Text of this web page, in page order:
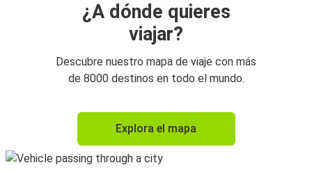
¿A dónde quieres
viajar?
Descubre nuestro mapa de viaje con más
de 8000 destinos en todo el mundo.
Explora el mapa